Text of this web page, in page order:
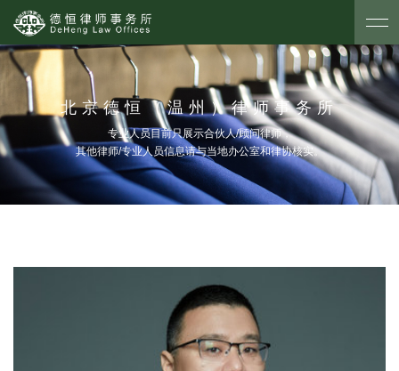
北京德恒（温州）律师事务所
专业人员目前只展示合伙人/顾问律师，
其他律师/专业人员信息请与当地办公室和律协核实。